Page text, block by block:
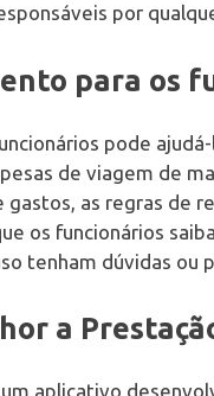
por
para os
pode
de viagem de
as regras de
os funcionários
tenham dúvidas ou
a
aplicativo